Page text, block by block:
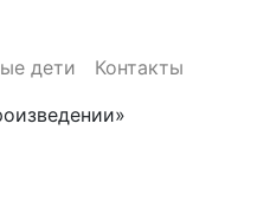
дети
Контакты